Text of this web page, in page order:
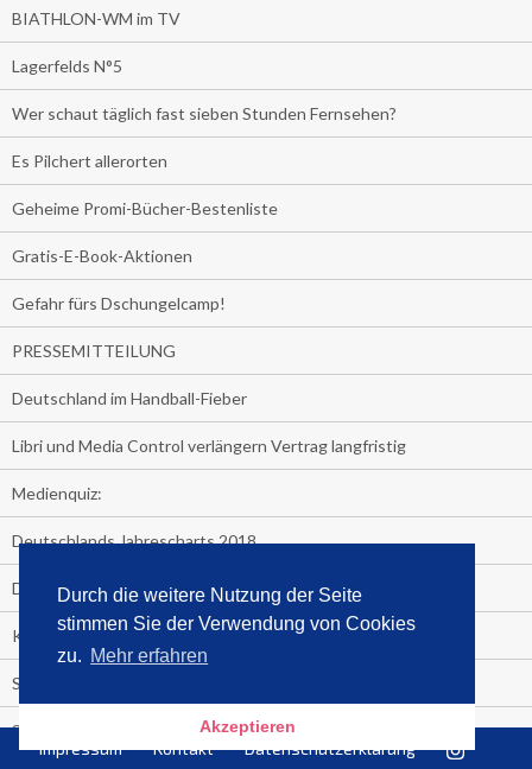
Durch die weitere Nutzung der Seite
stimmen Sie der Verwendung von Cookies
zu. Mehr erfahren
Akzeptieren
BIATHLON-WM im TV
Lagerfelds N°5
Wer schaut täglich fast sieben Stunden Fernsehen?
Es Pilchert allerorten
Geheime Promi-Bücher-Bestenliste
Gratis-E-Book-Aktionen
Gefahr fürs Dschungelcamp!
PRESSEMITTEILUNG
Deutschland im Handball-Fieber
Libri und Media Control verlängern Vertrag langfristig
Medienquiz:
Deutschlands Jahrescharts 2018
Die TV-Quotenkönige 2018
KNV und Media Control verlängern vorzeitig Zusammenarbeit
STRENG VERTRAULICH
Streaming verändert TV?
Impressum Kontakt Datenschutzerklärung